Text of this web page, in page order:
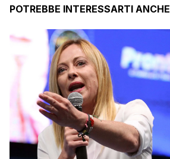
POTREBBE INTERESSARTI ANCHE